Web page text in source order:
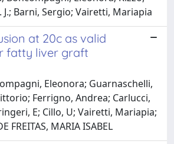
J.; Barni, Sergio; Vairetti, Mariapia
at 20c as valid
fatty liver graft
Eleonora; Guarnaschelli,
Ferrigno, Andrea; Carlucci,
E; Cillo, U; Vairetti, Mariapia;
FREITAS, MARIA ISABEL